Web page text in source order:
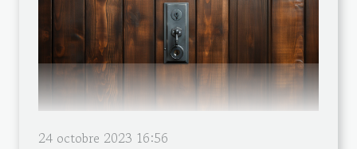
24 octobre 2023 16:56